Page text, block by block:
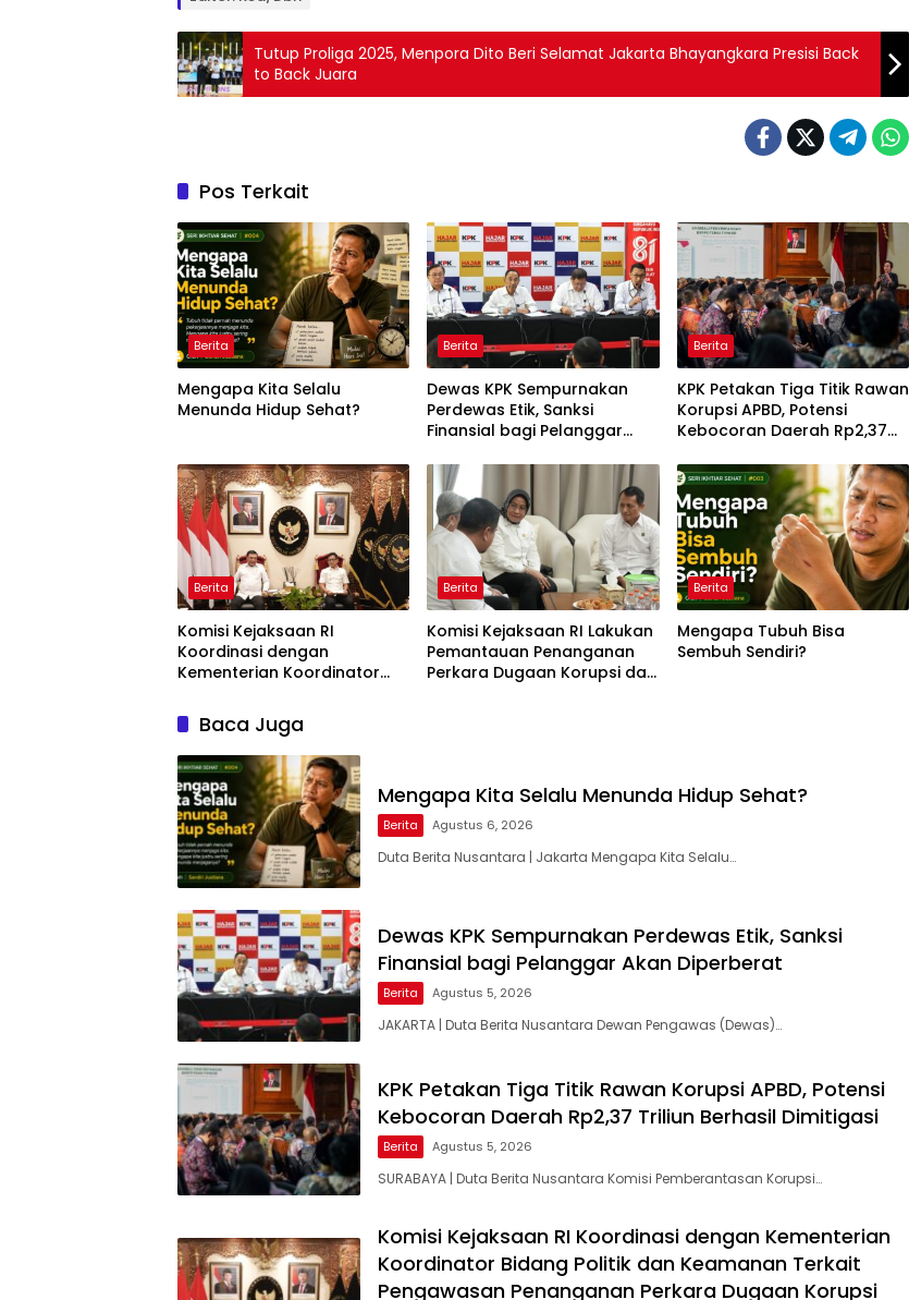
Tutup Proliga 2025, Menpora Dito Beri Selamat Jakarta Bhayangkara Presisi Back
to Back Juara
Pos Terkait
Berita
Mengapa Kita Selalu
Menunda Hidup Sehat?
Berita
Dewas KPK Sempurnakan
Perdewas Etik, Sanksi
Finansial bagi Pelanggar
Berita
KPK Petakan Tiga Titik Rawan
Korupsi APBD, Potensi
Kebocoran Daerah Rp2,37
Berita
Komisi Kejaksaan RI
Koordinasi dengan
Kementerian Koordinator
Keamanan Terkait
Pengawasan Penanganan
Perkara Dugaan Korupsi dan
TPPU Mantan Jampidsus, FA
Berita
Komisi Kejaksaan RI Lakukan
Pemantauan Penanganan
Perkara Dugaan Korupsi dan
Berita
Mengapa Tubuh Bisa
Sembuh Sendiri?
Baca Juga
Mengapa Kita Selalu Menunda Hidup Sehat?
Berita Agustus 6, 2026
Duta Berita Nusantara | Jakarta Mengapa Kita Selalu…
Dewas KPK Sempurnakan Perdewas Etik, Sanksi
Finansial bagi Pelanggar Akan Diperberat
Berita Agustus 5, 2026
JAKARTA | Duta Berita Nusantara Dewan Pengawas (Dewas)…
KPK Petakan Tiga Titik Rawan Korupsi APBD, Potensi
Kebocoran Daerah Rp2,37 Triliun Berhasil Dimitigasi
Berita Agustus 5, 2026
SURABAYA | Duta Berita Nusantara Komisi Pemberantasan Korupsi…
Komisi Kejaksaan RI Koordinasi dengan Kementerian
Koordinator Bidang Politik dan Keamanan Terkait
Pengawasan Penanganan Perkara Dugaan Korupsi